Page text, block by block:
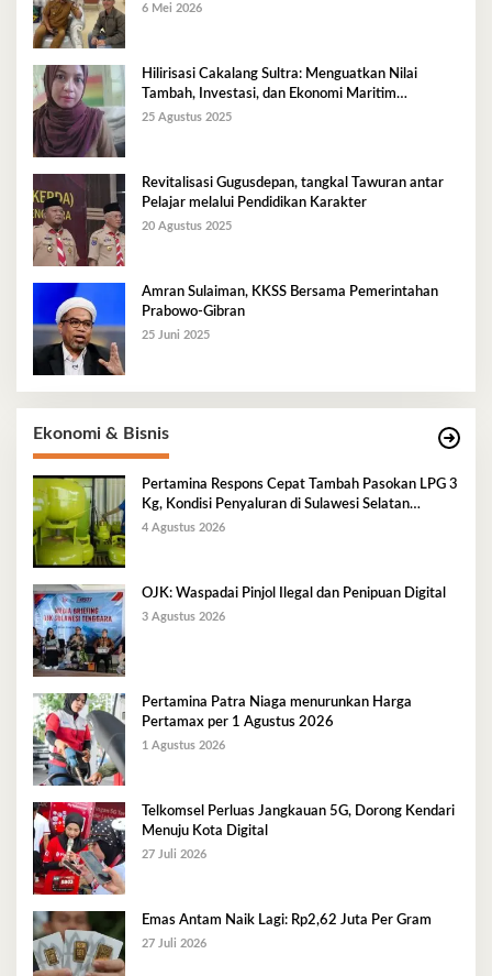
6 Mei 2026
Hilirisasi Cakalang Sultra: Menguatkan Nilai
Tambah, Investasi, dan Ekonomi Maritim
Berkelanjutan
25 Agustus 2025
Revitalisasi Gugusdepan, tangkal Tawuran antar
Pelajar melalui Pendidikan Karakter
20 Agustus 2025
Amran Sulaiman, KKSS Bersama Pemerintahan
Prabowo-Gibran
25 Juni 2025
Ekonomi & Bisnis
Pertamina Respons Cepat Tambah Pasokan LPG 3
Kg, Kondisi Penyaluran di Sulawesi Selatan
Berlangsung Kondusif
4 Agustus 2026
OJK: Waspadai Pinjol Ilegal dan Penipuan Digital
3 Agustus 2026
Pertamina Patra Niaga menurunkan Harga
Pertamax per 1 Agustus 2026
1 Agustus 2026
Telkomsel Perluas Jangkauan 5G, Dorong Kendari
Menuju Kota Digital
27 Juli 2026
Emas Antam Naik Lagi: Rp2,62 Juta Per Gram
27 Juli 2026